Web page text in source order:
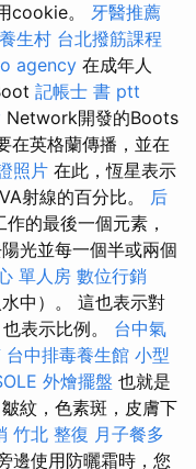
cookie。 牙醫推薦
養生村 台北撥筋課程
agency 在成年人
記帳士 書 ptt
Network開發的Boots
在英格蘭傳播，並在
照片 在此，恆星表示
射線的百分比。 后
的最後一個元素，
光並每一個半或兩個
單人房 數位行銷
中）。 這也表示對
表示比例。 台中氣
台中排毒養生館 小型
外燴擺盤 也就是
紋，色素斑，皮膚下
竹北 整復 月子餐多
邊使用防曬霜時，您